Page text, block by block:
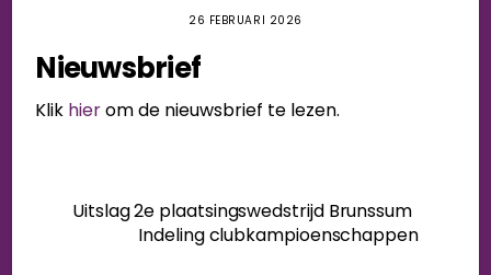
26 FEBRUARI 2026
Nieuwsbrief
Klik hierom de nieuwsbrief te lezen.
Uitslag 2e plaatsingswedstrijd Brunssum
Indeling clubkampioenschappen